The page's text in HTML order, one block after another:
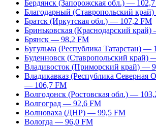
Бердянск (Запорожская обл.) —
Благодарный (Ставропольский
Братск (Иркутская обл.) — 107,2 FM
Бриньковская (Краснодарский край)
Брянск — 98,2 FM
Бугульма (Республика Татарстан) —
Буденновск (Ставропольский край)
Владивосток (Приморский край) —
Владикавказ (Республика Северная
— 106,7 FM
Волгодонск (Ростовская обл.) —
Волгоград — 92,6 FM
Волноваха (ДНР) — 99,5 FM
Вологда — 96,0 FM